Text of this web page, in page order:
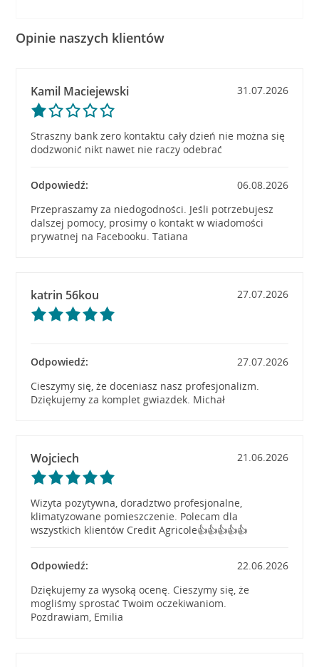
Opinie naszych klientów
Kamil Maciejewski 31.07.2026
Straszny bank zero kontaktu cały dzień nie można się
dodzwonić nikt nawet nie raczy odebrać
Odpowiedź:
06.08.2026
Przepraszamy za niedogodności. Jeśli potrzebujesz
dalszej pomocy, prosimy o kontakt w wiadomości
prywatnej na Facebooku. Tatiana
katrin 56kou 27.07.2026
Odpowiedź:
27.07.2026
Cieszymy się, że doceniasz nasz profesjonalizm.
Dziękujemy za komplet gwiazdek. Michał
Wojciech 21.06.2026
Wizyta pozytywna, doradztwo profesjonalne,
klimatyzowane pomieszczenie. Polecam dla
wszystkich klientów Credit Agricole👍👍👍👍👍
Odpowiedź:
22.06.2026
Dziękujemy za wysoką ocenę. Cieszymy się, że
mogliśmy sprostać Twoim oczekiwaniom.
Pozdrawiam, Emilia